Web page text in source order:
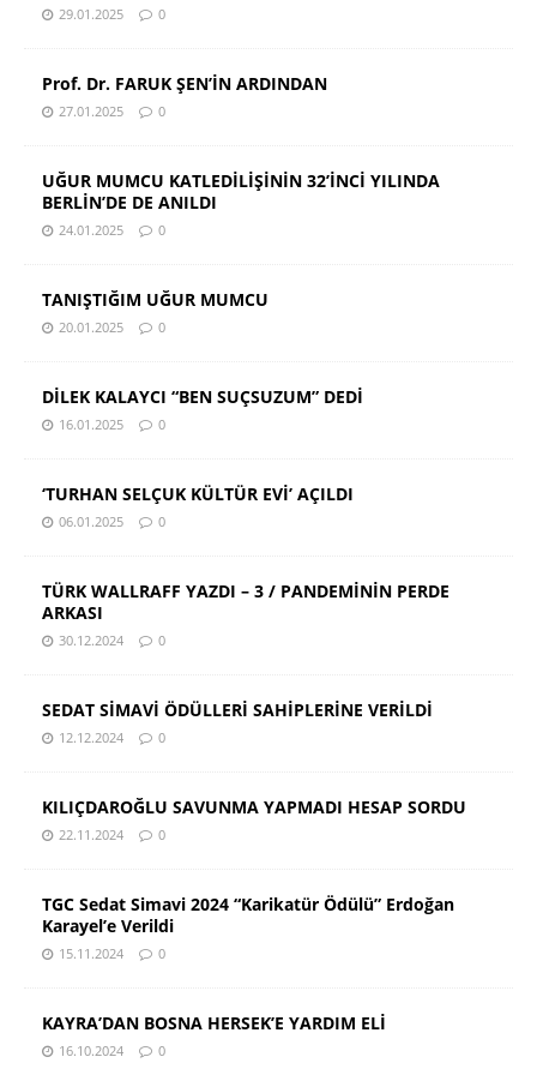
29.01.2025 0
Prof. Dr. FARUK ŞEN’İN ARDINDAN
27.01.2025 0
UĞUR MUMCU KATLEDİLİŞİNİN 32’İNCİ YILINDA
BERLİN’DE DE ANILDI
24.01.2025 0
TANIŞTIĞIM UĞUR MUMCU
20.01.2025 0
DİLEK KALAYCI “BEN SUÇSUZUM” DEDİ
16.01.2025 0
‘TURHAN SELÇUK KÜLTÜR EVİ’ AÇILDI
06.01.2025 0
TÜRK WALLRAFF YAZDI – 3 / PANDEMİNİN PERDE
ARKASI
30.12.2024 0
SEDAT SİMAVİ ÖDÜLLERİ SAHİPLERİNE VERİLDİ
12.12.2024 0
KILIÇDAROĞLU SAVUNMA YAPMADI HESAP SORDU
22.11.2024 0
TGC Sedat Simavi 2024 “Karikatür Ödülü” Erdoğan
Karayel’e Verildi
15.11.2024 0
KAYRA’DAN BOSNA HERSEK’E YARDIM ELİ
16.10.2024 0